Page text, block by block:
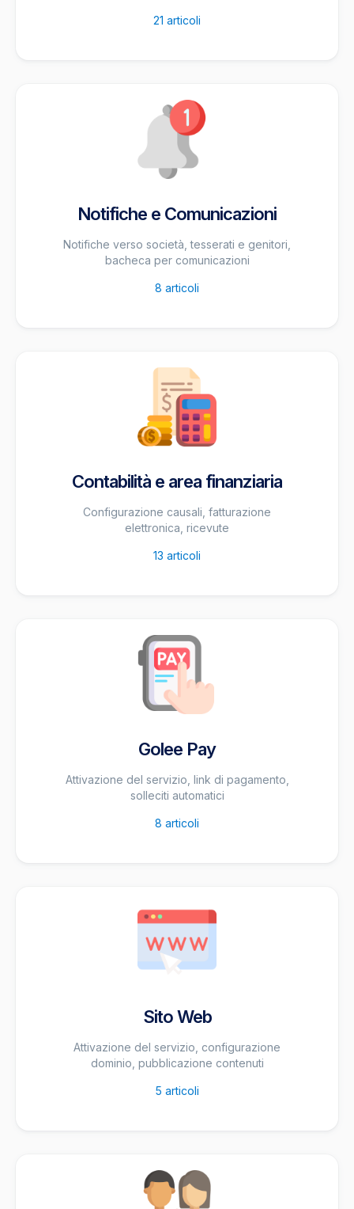
21 articoli
Notifiche e Comunicazioni
Notifiche verso società, tesserati e genitori,
bacheca per comunicazioni
8 articoli
Contabilità e area finanziaria
Configurazione causali, fatturazione
elettronica, ricevute
13 articoli
Golee Pay
Attivazione del servizio, link di pagamento,
solleciti automatici
8 articoli
Sito Web
Attivazione del servizio, configurazione
dominio, pubblicazione contenuti
5 articoli